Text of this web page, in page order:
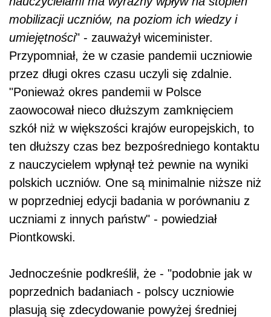
mobilizacji uczniów, na poziom ich wiedzy i
umiejętności" - zauważył wiceminister.
Przypomniał, że w czasie pandemii uczniowie
przez długi okres czasu uczyli się zdalnie.
"Ponieważ okres pandemii w Polsce
zaowocował nieco dłuższym zamknięciem
szkół niż w większości krajów europejskich, to
ten dłuższy czas bez bezpośredniego kontaktu
z nauczycielem wpłynął też pewnie na wyniki
polskich uczniów. One są minimalnie niższe niż
w poprzedniej edycji badania w porównaniu z
uczniami z innych państw" - powiedział
Piontkowski.
Jednocześnie podkreślił, że - "podobnie jak w
poprzednich badaniach - polscy uczniowie
plasują się zdecydowanie powyżej średniej